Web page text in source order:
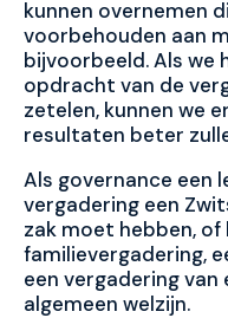
kunnen overnemen
voorbehouden aan
bijvoorbeeld. Als we
opdracht van de
zetelen, kunnen we
resultaten beter
Als governance een
vergadering een
zak moet hebben,
familievergadering,
een vergadering
algemeen welzijn.